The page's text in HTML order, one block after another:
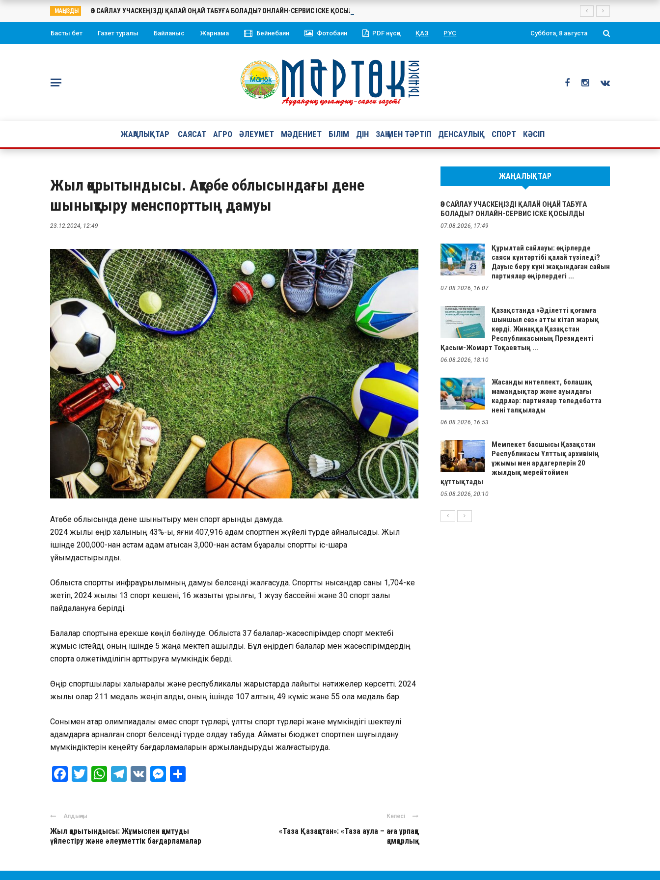
МАҢЫЗДЫ ӨЗ САЙЛАУ УЧАСКЕҢІЗДІ ҚАЛАЙ ОҢАЙ ТАБУҒА БОЛАДЫ? ОНЛАЙН-СЕРВИС ІСКЕ ҚОСЫЛДЫ
Басты бет Газет туралы Байланыс Жарнама Бейнебаян Фотобаян PDF нұсқа ҚАЗ РУС Суббота, 8 августа
ЖАҢАЛЫҚТАР САЯСАТ АГРО ӘЛЕУМЕТ МӘДЕНИЕТ БІЛІМ ДІН ЗАҢ МЕН ТӘРТІП ДЕНСАУЛЫҚ СПОРТ КӘСІП
Жыл қорытындысы. Ақтөбе облысындағы дене
шынықтыру менспорттың дамуы
23.12.2024, 12:49
Ақтөбе облысында дене шынықтыру мен спорт қарқынды дамуда.
2024 жылы өңір халқының 43%-ы, яғни 407,916 адам спортпен жүйелі түрде айналысады. Жыл
ішінде 200,000-нан астам адам қатысқан 3,000-нан астам бұқаралық спорттық іс-шара
ұйымдастырылды.
Облыста спорттық инфрақұрылымның дамуы белсенді жалғасуда. Спорттық нысандар саны 1,704-ке
жетіп, 2024 жылы 13 спорт кешені, 16 жазықтық құрылғы, 1 жүзу бассейні және 30 спорт залы
пайдалануға берілді.
Балалар спортына ерекше көңіл бөлінуде. Облыста 37 балалар-жасөспірімдер спорт мектебі
жұмыс істейді, оның ішінде 5 жаңа мектеп ашылды. Бұл өңірдегі балалар мен жасөспірімдердің
спортқа қолжетімділігін арттыруға мүмкіндік берді.
Өңір спортшылары халықаралық және республикалық жарыстарда лайықты нәтижелер көрсетті. 2024
жылы олар 211 медаль жеңіп алды, оның ішінде 107 алтын, 49 күміс және 55 қола медаль бар.
Сонымен қатар олимпиадалық емес спорт түрлері, ұлттық спорт түрлері және мүмкіндігі шектеулі
адамдарға арналған спорт белсенді түрде қолдау табуда. Аймақтық бюджет спортпен шұғылдану
мүмкіндіктерін кеңейту бағдарламаларын қаржыландыруды жалғастыруда.
Facebook
Twitter
WhatsApp
Telegram
VK Messenger
Алдыңғы
Жыл қорытындысы: Жұмыспен қамтуды
үйлестіру және әлеуметтік бағдарламалар
Келесі
«Таза Қазақстан»: «Таза аула – аға ұрпаққа
қамқорлық»
ЖАҢАЛЫҚТАР
ӨЗ САЙЛАУ УЧАСКЕҢІЗДІ ҚАЛАЙ ОҢАЙ ТАБУҒА
БОЛАДЫ? ОНЛАЙН-СЕРВИС ІСКЕ ҚОСЫЛДЫ
07.08.2026, 17:49
Құрылтай сайлауы: өңірлерде
саяси күнтәртібі қалай түзіледі?
Дауыс беру күні жақындаған сайын
партиялар өңірлердегі ...
07.08.2026, 16:07
Қазақстанда «Әділетті қоғамға
шыншыл сөз» атты кітап жарық
көрді. Жинаққа Қазақстан
Республикасының Президенті
Қасым-Жомарт Тоқаевтың ...
06.08.2026, 18:10
Жасанды интеллект, болашақ
мамандықтар және ауылдағы
кадрлар: партиялар теледебатта
нені талқылады
06.08.2026, 16:53
Мемлекет басшысы Қазақстан
Республикасы Ұлттық архивінің
ұжымы мен ардагерлерін 20
жылдық мерейтоймен
құттықтады
05.08.2026, 20:10